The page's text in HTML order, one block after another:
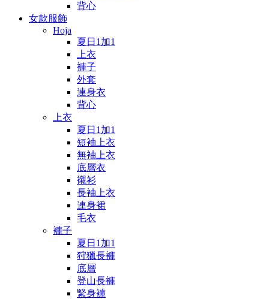
背心
女款服飾
Hoja
夏日1加1
上衣
褲子
外套
連身衣
背心
上衣
夏日1加1
短袖上衣
無袖上衣
底層衣
襯衫
長袖上衣
連身裙
毛衣
褲子
夏日1加1
狩獵長褲
底層
登山長褲
緊身褲